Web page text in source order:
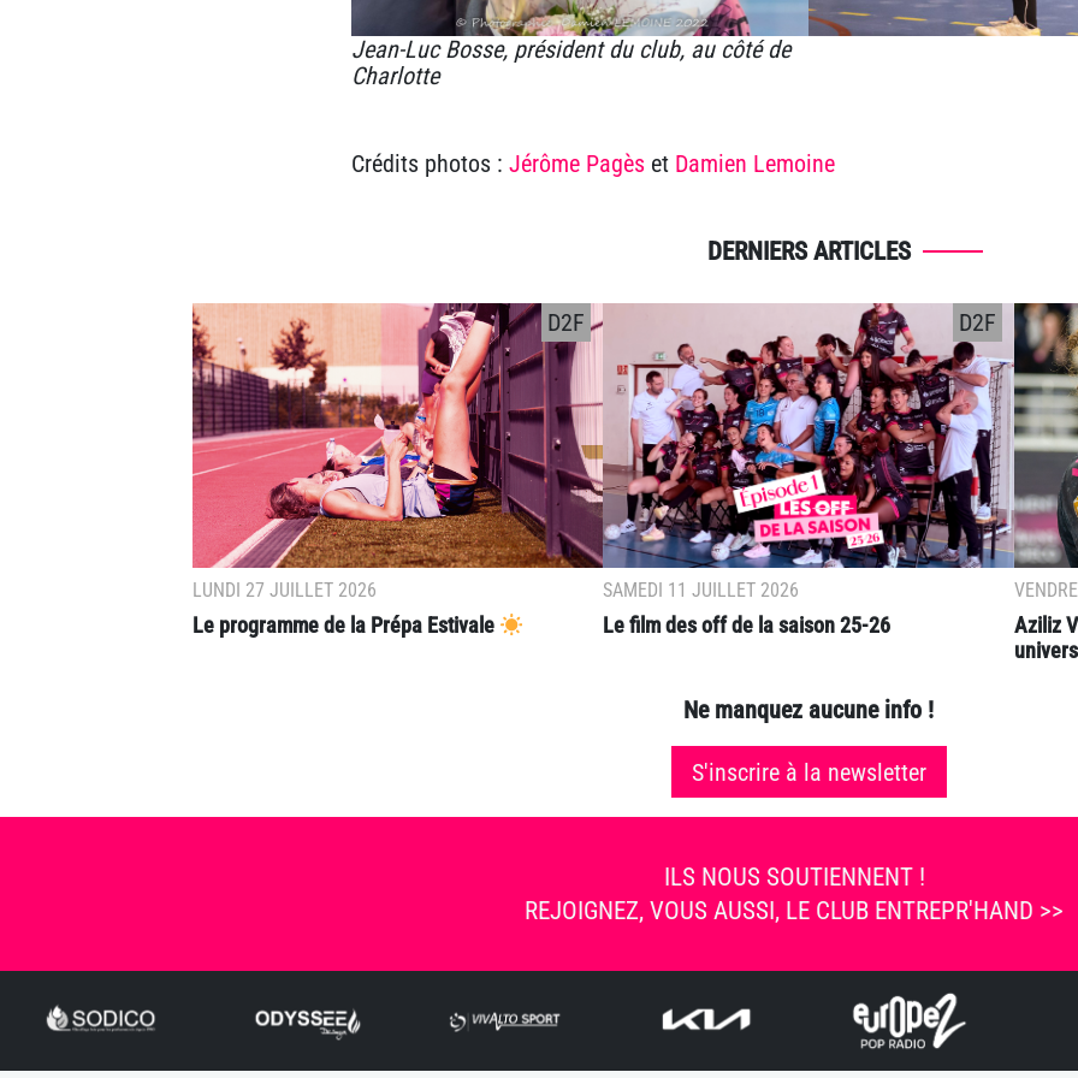
Jean-Luc Bosse, président du club, au côté de
Charlotte
Crédits photos : Jérôme Pagès et Damien Lemoine
DERNIERS ARTICLES
LUNDI 27 JUILLET 2026
Le programme de la Prépa Estivale
D2F
SAMEDI 11 JUILLET 2026
Le film des off de la saison 25-26
D2F
Aziliz
Ne manquez aucune info !
S'inscrire à la newsletter
ILS NOUS SOUTIENNENT !
REJOIGNEZ, VOUS AUSSI, LE CLUB ENTREPR'HAND >>